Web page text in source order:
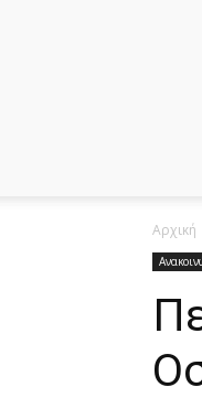
Αρχική